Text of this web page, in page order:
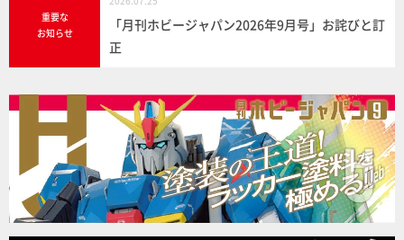
重要な
お知らせ
「月刊ホビージャパン2026年9月号」お詫びと訂
正